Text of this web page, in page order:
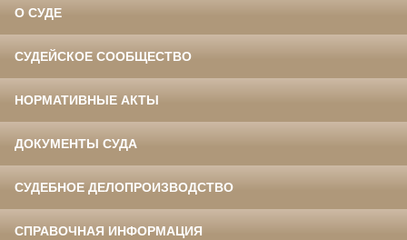
О СУДЕ
СУДЕЙСКОЕ СООБЩЕСТВО
НОРМАТИВНЫЕ АКТЫ
ДОКУМЕНТЫ СУДА
СУДЕБНОЕ ДЕЛОПРОИЗВОДСТВО
СПРАВОЧНАЯ ИНФОРМАЦИЯ